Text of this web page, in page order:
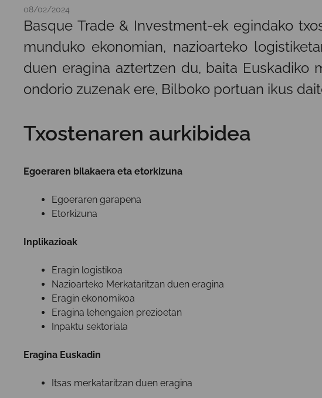
08/02/2024
Basque Trade & Investment-ek egindako
munduko ekonomian, nazioarteko
duen eragina aztertzen du, baita Euskadiko
ondorio zuzenak ere, Bilboko portuan ikus
Txostenaren aurkibidea
Egoeraren bilakaera eta etorkizuna
Egoeraren garapena
Etorkizuna
Inplikazioak
Eragin logistikoa
Nazioarteko Merkataritzan duen eragina
Eragin ekonomikoa
Eragina lehengaien prezioetan
Inpaktu sektoriala
Eragina Euskadin
Itsas merkataritzan duen eragina